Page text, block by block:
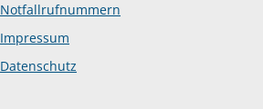
Notfallrufnummern
Impressum
Datenschutz